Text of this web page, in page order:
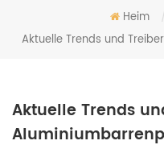
Heim /
Aktuelle Trends und
Aktuelle Trends